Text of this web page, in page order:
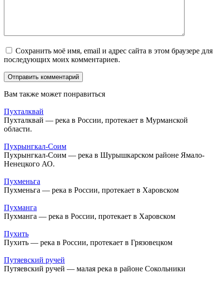
Сохранить моё имя, email и адрес сайта в этом браузере для
последующих моих комментариев.
Вам также может понравиться
Пухталквай
Пухталквай — река в России, протекает в Мурманской
области.
Пухрынгкал-Соим
Пухрынгкал-Соим — река в Шурышкарском районе Ямало-
Ненецкого АО.
Пухменьга
Пухменьга — река в России, протекает в Харовском
Пухманга
Пухманга — река в России, протекает в Харовском
Пухить
Пухить — река в России, протекает в Грязовецком
Путяевский ручей
Путяевский ручей — малая река в районе Сокольники